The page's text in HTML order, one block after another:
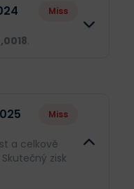
£330,4 tis.
Miss
.
£3,51 mil.
Miss
a celkově
zisk